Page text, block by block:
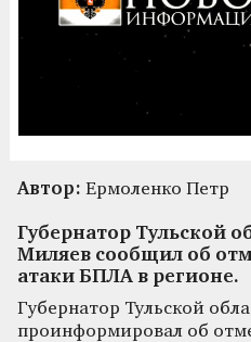
Автор: Ермоленко Петр
Губернатор Тульской
Миляев сообщил об
атаки БПЛА в регионе.
Губернатор Тульской
проинформировал об